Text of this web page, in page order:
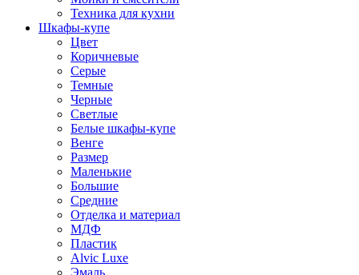
Техника для кухни
Шкафы-купе
Цвет
Коричневые
Серые
Темные
Черные
Светлые
Белые шкафы-купе
Венге
Размер
Маленькие
Большие
Средние
Отделка и материал
МДФ
Пластик
Alvic Luxe
Эмаль